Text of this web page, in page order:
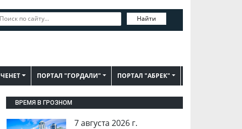
Найти
ЧЕНЕТ ПОРТАЛ "ГОРДАЛИ" ПОРТАЛ "АБРЕК"
ВРЕМЯ В ГРОЗНОМ
7 августа 2026 г.